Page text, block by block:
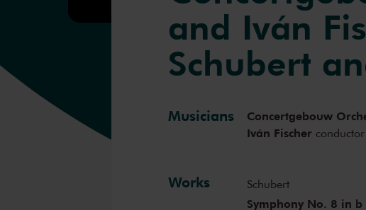
and Iván
Schubert
Musicians
Concertgebouw
Iván Fischer conductor
Works Schubert
Symphony No. 8 in